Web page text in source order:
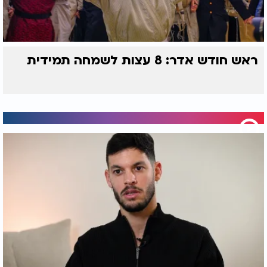
"קרויים חיים": הרב
דף יומי:הדף היומי
אומר שלמה המלך ע"ה (שיר השירים ו, ג): "אני לדודי
ודודי לי" - ראשי תיבות:
"אלול", הם חודש של "דודי" מלשון ידידות וקרבה בין
נשאלת השאלה מדוע "דודי" ולא אבי?
התשובה היא - ילדים שגדלים עם הוריהם רגילים לקבל
מתנות מהנוכחות היומיומית שלהם. אבל כשאומרים
לילדים "השנה הדוד מגיע מהמדינה הרחוקה" הילדים
יגיבו בהתלהבות ובשאלות כי יש להם געגוע וגם מצפים
ראש חודש אדר: 8 עצות לשמחה תמידית